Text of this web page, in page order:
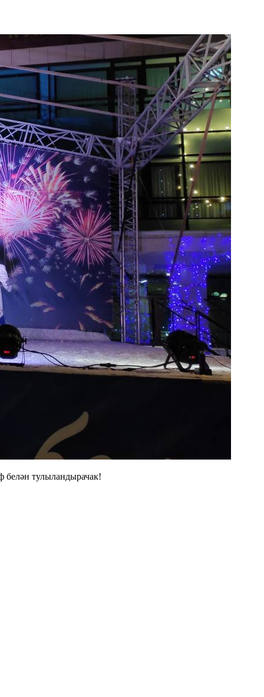
белән тулыландырачак!